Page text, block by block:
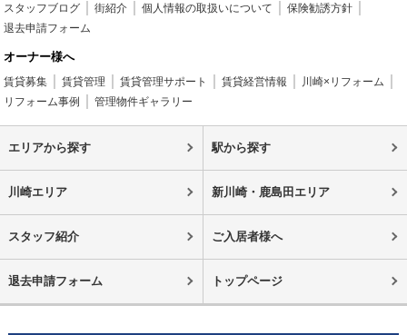
スタッフブログ
街紹介 個人情報の取扱いについて
保険勧誘方針
退去申請フォーム
オーナー様へ
賃貸募集 賃貸管理 賃貸管理サポート 賃貸経営情報
川崎×リフォーム
リフォーム事例
管理物件ギャラリー
エリアから探す 駅から探す
川崎エリア 新川崎・鹿島田エリア
スタッフ紹介 ご入居者様へ
退去申請フォーム トップページ